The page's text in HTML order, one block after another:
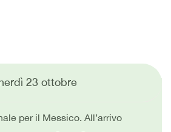
23 ottobre
per il Messico. All’arrivo